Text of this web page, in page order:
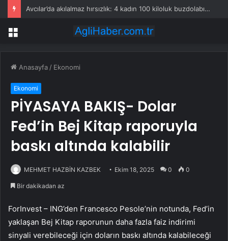
Avcılar’da akılalmaz hırsızlık: 4 kadın 100 kiloluk buzdolabını böyle çaldı
Menü
Anasayfa / Ekonomi
Ekonomi
PİYASAYA BAKIŞ- Dolar
Fed’in Bej Kitap raporuyla
baskı altında kalabilir
MEHMET HAZBİN KAZBEK Ekim 18, 2025 0 0
Bir dakikadan az
ForInvest – ING’den Francesco Pesole’nin notunda, Fed’in
yaklaşan Bej Kitap raporunun daha fazla faiz indirimi
sinyali verebileceği için doların baskı altında kalabileceği